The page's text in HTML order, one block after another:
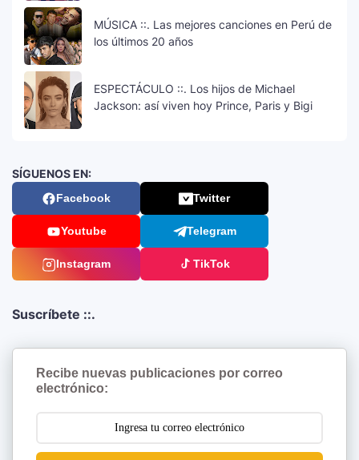
MÚSICA ::. Las mejores canciones en Perú de
los últimos 20 años
ESPECTÁCULO ::. Los hijos de Michael
Jackson: así viven hoy Prince, Paris y Bigi
SÍGUENOS EN:
Facebook Twitter
Youtube Telegram
Instagram TikTok
Suscríbete ::.
Recibe nuevas publicaciones por correo
electrónico: